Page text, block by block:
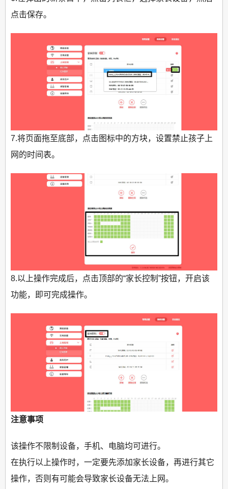
点击保存。
7.将页面拖至底部，点击图标中的方块，设置禁止孩子上
网的时间表。
8.以上操作完成后，点击顶部的“家长控制”按钮，开启该
功能，即可完成操作。
注意事项
该操作不限制设备，手机、电脑均可进行。
在执行以上操作时，一定要先添加家长设备，再进行其它
操作，否则有可能会导致家长设备无法上网。